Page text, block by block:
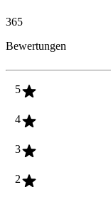
365
Bewertungen
5
4
3
2